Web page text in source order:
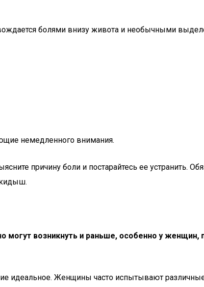
болями внизу живота и необычными
немедленного внимания.
причину боли и постарайтесь ее устранить.
могут возникнуть и раньше, особенно у
идеальное. Женщины часто испытывают